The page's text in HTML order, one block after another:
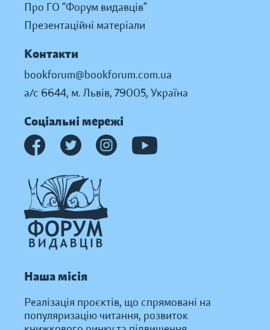
Про ГО “Форум видавців”
Презентаційні матеріали
Контакти
bookforum@bookforum.com.ua
а/с 6644, м. Львів, 79005, Україна
Соціальні мережі
Наша місія
Реалізація проєктів, що спрямовані на
популяризацію читання, розвиток